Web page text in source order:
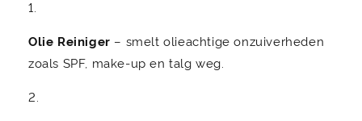
Olie Reiniger – smelt olieachtige onzuiverheden
zoals SPF, make-up en talg weg.